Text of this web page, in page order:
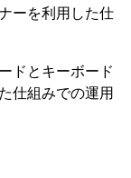
ーを利用した仕
ドとキーボード
仕組みでの運用